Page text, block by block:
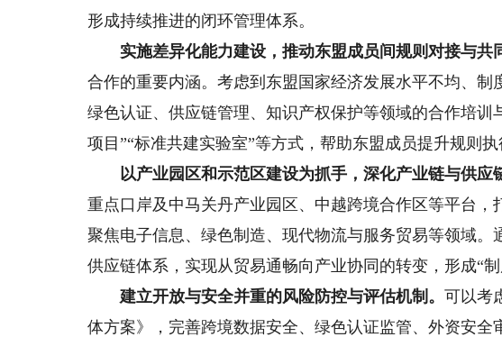
形成持续推进的闭环管理体系。
实施差异化能力建设，推动东盟成员间规则对接与共
合作的重要内涵。考虑到东盟国家经济发展水平不均、制
绿色认证、供应链管理、知识产权保护等领域的合作培训
项目”“标准共建实验室”等方式，帮助东盟成员提升规则执
以产业园区和示范区建设为抓手，深化产业链与供应
重点口岸及中马关丹产业园区、中越跨境合作区等平台，
聚焦电子信息、绿色制造、现代物流与服务贸易等领域
供应链体系，实现从贸易通畅向产业协同的转变，形成“
建立开放与安全并重的风险防控与评估机制。可以考
体方案》，完善跨境数据安全、绿色认证监管、外资安